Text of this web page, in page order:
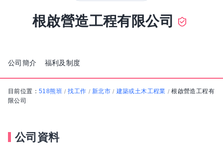
根啟營造工程有限公司
公司簡介 福利及制度
目前位置： 518熊班 / 找工作 / 新北市 / 建築或土木工程業 / 根啟營造工程有
限公司
公司資料